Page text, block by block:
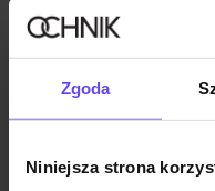
Zgoda
Niniejsza strona
Kolor: